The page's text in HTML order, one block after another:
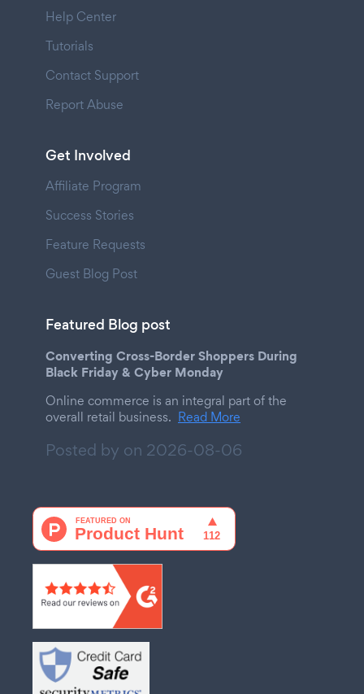
Help Center
Tutorials
Contact Support
Report Abuse
Get Involved
Affiliate Program
Success Stories
Feature Requests
Guest Blog Post
Featured Blog post
Converting Cross-Border Shoppers During
Black Friday & Cyber Monday
Online commerce is an integral part of the
overall retail business. Read More
Posted by on 2026-08-06